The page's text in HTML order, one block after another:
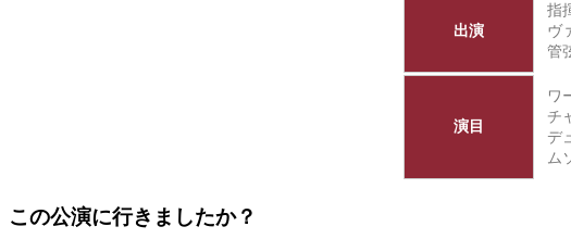
出演
指
ヴ
管
演目
ワ
チ
デ
ム
この公演に行きましたか？